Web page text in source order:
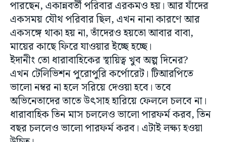
পারছেন, একান্নবর্তী পরিবার এরকমও হয়। আর যাঁদের
একসময় যৌথ পরিবার ছিল, এখন নানা কারণে আর
একসঙ্গে থাকা হয় না, তাঁদেরও হয়তো আবার বাবা,
মায়ের কাছে ফিরে যাওয়ার ইচ্ছে হচ্ছে।
ইদানীং তো ধারাবাহিকের স্থায়িত্ব খুব অল্প দিনের?
এখন টেলিভিশন পুরোপুরি কর্পোরেট। টিআরপিতে
ভালো নম্বর না হলে সরিয়ে দেওয়া হবে। তবে
অভিনেতাদের তাতে উৎসাহ হারিয়ে ফেললে চলবে না।
ধারাবাহিক তিন মাস চললেও ভালো পারফর্ম করব, তিন
বছর চললেও ভালো পারফর্ম করব। এটাই লক্ষ্য হওয়া